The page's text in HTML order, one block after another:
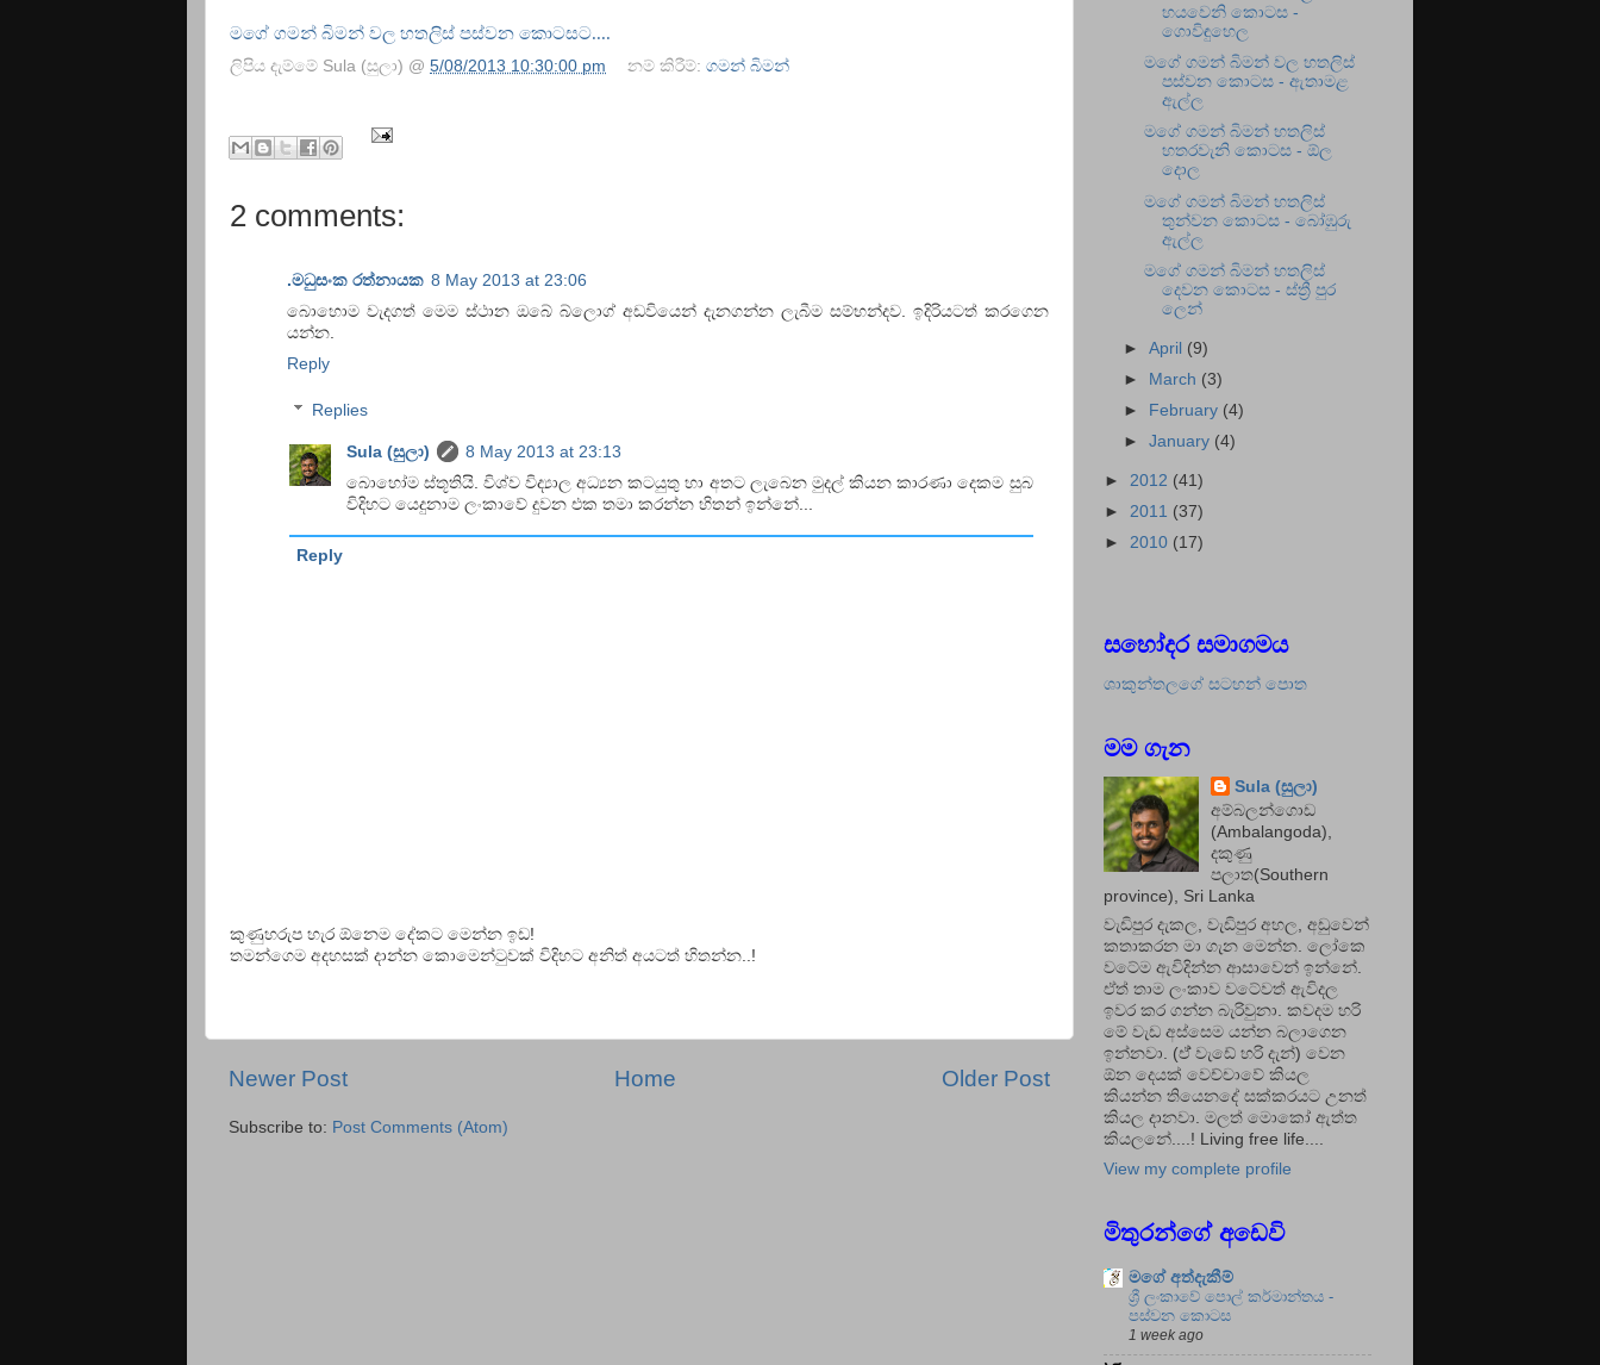
මගේ ගමන් බිමන් වල හතලිස් පස්වන කොටසට....
ලිපිය දැම්මේ Sula (සුලා) @ 5/08/2013 10:30:00 pm නම් කිරීම්: ගමන් බිමන්
2 comments:
.මධුසංක රත්නායක 8 May 2013 at 23:06
බොහොම වැදගත් මෙම ස්ථාන ඔබේ බ්ලොග් අඩවියෙන් දැනගන්න ලැබීම සම්භන්දව. ඉදිරියටත් කරගෙන
යන්න.
Reply
Replies
Sula (සුලා)
8 May 2013 at 23:13
බොහෝම ස්තූතියි. විශ්ව විද්‍යාල අධ්‍යන කටයුතු හා අතට ලැබෙන මුදල් කියන කාරණා දෙකම සුබ
විදිහට යෙදුනාම ලංකාවේ දුවන එක තමා කරන්න හිතන් ඉන්නේ...
Reply
කුණුහරුප හැර ඕනෙම දේකට මෙන්න ඉඩ!
තමන්ගෙම අදහසක් දාන්න කොමෙන්ටුවක් විදිහට අනිත් අයටත් හිතන්න..!
Newer Post Older Post
Home
Subscribe to: Post Comments (Atom)
හයවෙනි කොටස -
ගොවිඳුහෙල
මගේ ගමන් බිමන් වල හතලිස්
පස්වන කොටස - ඇතාමළ
ඇල්ල
මගේ ගමන් බිමන් හතලිස්
හතරවැනි කොටස - ඕල
දොල
මගේ ගමන් බිමන් හතලිස්
තුන්වන කොටස - බෝඹුරු
ඇල්ල
මගේ ගමන් බිමන් හතලිස්
දෙවන කොටස - ස්ත්‍රී පුර
ලෙන්
►April (9)
► March (3)
►
February (4)
►January (4)
► 2012 (41)
► 2011 (37)
► 2010 (17)
සහෝදර සමාගමය
ශාකුන්තලගේ සටහන් පොත
මම ගැන
Sula (සුලා)
අම්බලන්ගොඩ
(Ambalangoda),
දකුණු
පලාත(Southern
province), Sri Lanka
වැඩිපුර දැකල, වැඩිපුර අහල, අඩුවෙන්
කතාකරන මා ගැන මෙන්න. ලෝකෙ
වටේම ඇවිදින්න ආසාවෙන් ඉන්නේ.
ඒත් තාම ලංකාව වටේවත් ඇවිදල
ඉවර කර ගන්න බැරිවුනා. කවදම හරි
මේ වැඩ අස්සෙම යන්න බලාගෙන
ඉන්නවා. (ඒ් වැඩේ හරි දැන්) වෙන
ඕන දෙයක් වෙච්චාවේ කියල
කියන්න තියෙනදේ සක්කරයට උනත්
කියල දානවා. මලත් මොකෝ ඇත්ත
කියලනේ....! Living free life....
View my complete profile
මිතුරන්ගේ අඩෙවි
මගේ අත්දැකීම්
ශ්‍රී ලංකාවේ පොල් කර්මාන්තය -
පස්වන කොටස
1 week ago